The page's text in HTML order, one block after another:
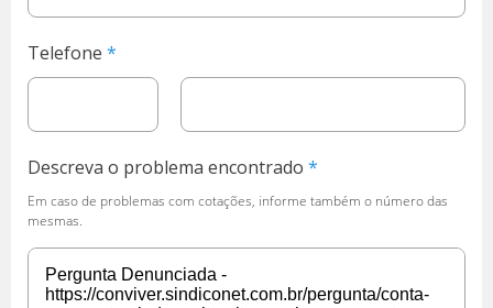
Telefone
Descreva o problema encontrado
Em caso de problemas com cotações, informe também o número das
mesmas.